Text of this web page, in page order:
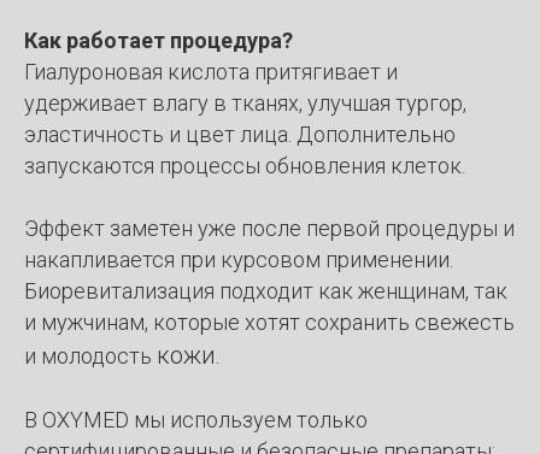
Как работает процедура?
Гиалуроновая кислота притягивает и
удерживает влагу в тканях, улучшая тургор,
эластичность и цвет лица. Дополнительно
запускаются процессы обновления клеток.
Эффект заметен уже после первой процедуры и
накапливается при курсовом применении.
Биоревитализация подходит как женщинам, так
и мужчинам, которые хотят сохранить свежесть
и молодость кожи
В OXYMED мы используем только